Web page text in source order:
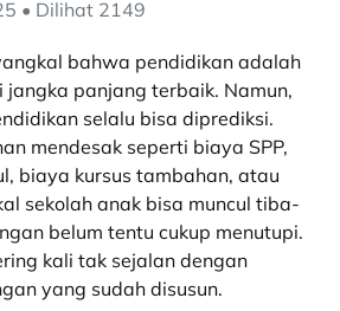
• Dilihat 2149
bahwa pendidikan adalah
jangka panjang terbaik. Namun,
selalu bisa diprediksi.
mendesak seperti biaya SPP,
biaya kursus tambahan, atau
sekolah anak bisa muncul tiba-
belum tentu cukup menutupi.
kali tak sejalan dengan
yang sudah disusun.